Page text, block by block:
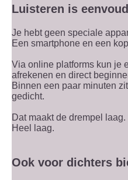
Luisteren is
Je hebt geen speciale
Een smartphone en een
Via online platforms kun je
afrekenen en direct
Binnen een paar minuten
gedicht.
Dat maakt de drempel laag.
Heel laag.
Ook voor dichters